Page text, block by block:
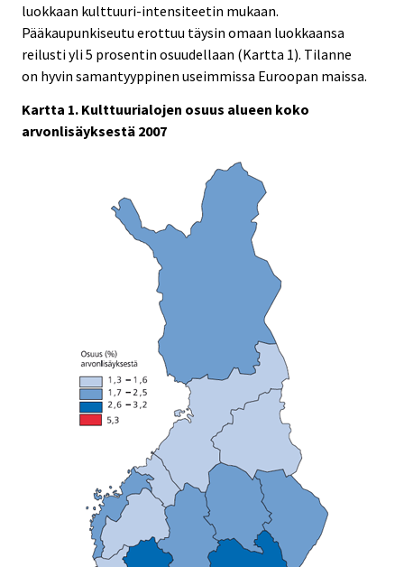
luokkaan kulttuuri-intensiteetin mukaan.
Pääkaupunkiseutu erottuu täysin omaan luokkaansa
reilusti yli 5 prosentin osuudellaan (Kartta 1). Tilanne
on hyvin samantyyppinen useimmissa Euroopan maissa.
Kartta 1. Kulttuurialojen osuus alueen koko
arvonlisäyksestä 2007